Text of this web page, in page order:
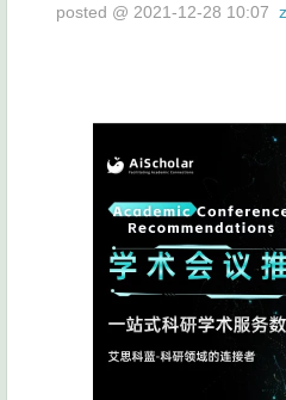
posted @ 2021-12-28 10:07